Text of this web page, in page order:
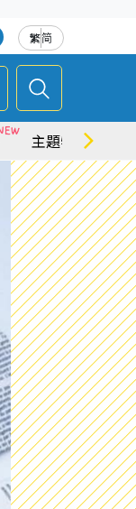
繁简
主題特集